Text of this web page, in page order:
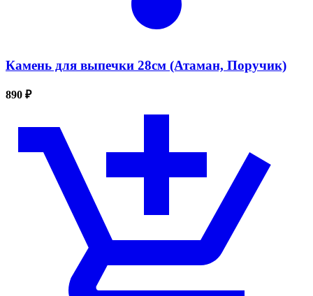
Камень для выпечки 28см (Атаман, Поручик)
890 ₽